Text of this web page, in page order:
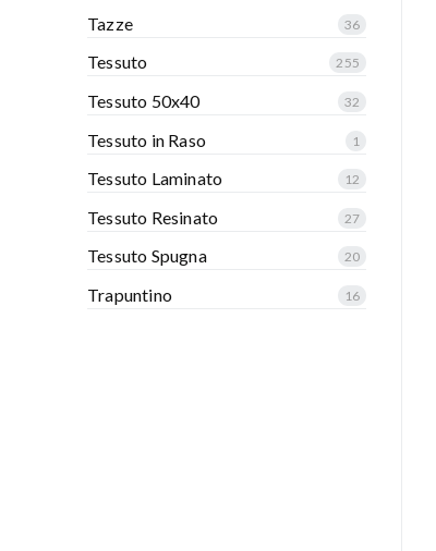
Tazze 36
Tessuto 255
Tessuto 50x40 32
Tessuto in Raso 1
Tessuto Laminato 12
Tessuto Resinato 27
Tessuto Spugna 20
Trapuntino 16